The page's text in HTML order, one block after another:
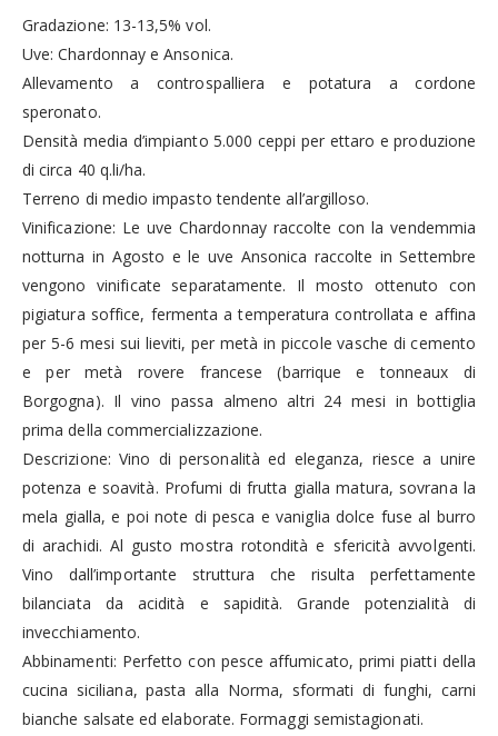
Gradazione: 13-13,5% vol.
Uve: Chardonnay e Ansonica.
Allevamento a controspalliera e potatura a cordone
speronato.
Densità media d’impianto 5.000 ceppi per ettaro e produzione
di circa 40 q.li/ha.
Terreno di medio impasto tendente all’argilloso.
Vinificazione: Le uve Chardonnay raccolte con la vendemmia
notturna in Agosto e le uve Ansonica raccolte in Settembre
vengono vinificate separatamente. Il mosto ottenuto con
pigiatura soffice, fermenta a temperatura controllata e affina
per 5-6 mesi sui lieviti, per metà in piccole vasche di cemento
e per metà rovere francese (barrique e tonneaux di
Borgogna). Il vino passa almeno altri 24 mesi in bottiglia
prima della commercializzazione.
Descrizione: Vino di personalità ed eleganza, riesce a unire
potenza e soavità. Profumi di frutta gialla matura, sovrana la
mela gialla, e poi note di pesca e vaniglia dolce fuse al burro
di arachidi. Al gusto mostra rotondità e sfericità avvolgenti.
Vino dall’importante struttura che risulta perfettamente
bilanciata da acidità e sapidità. Grande potenzialità di
invecchiamento.
Abbinamenti: Perfetto con pesce affumicato, primi piatti della
cucina siciliana, pasta alla Norma, sformati di funghi, carni
bianche salsate ed elaborate. Formaggi semistagionati.